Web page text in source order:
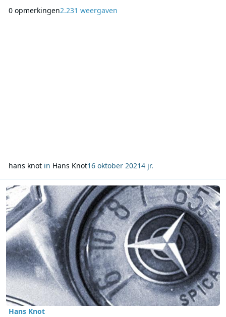
lang. In 1964 werd hij geïnterviewd voor het blad ‘Goede
0 opmerkingen2.231 weergaven
hans knotin Hans Knot16 oktober 20214 jr.
Lees meer over De nostalgische column van Hans Knot 2 oktober
Hans Knot